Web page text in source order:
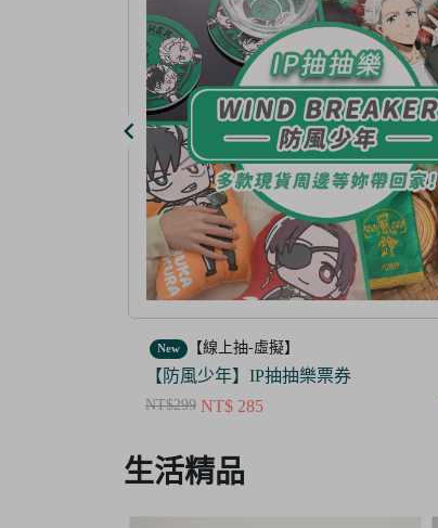
New 【線上抽-虛擬】
【茜色線上抽票券】限量周邊抽抽樂
NT$100 NT$ 50
3
3
生活精品